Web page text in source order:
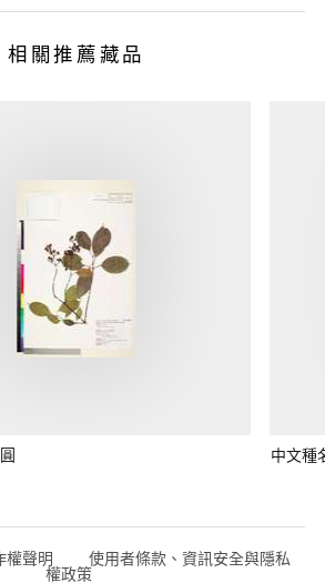
相關推薦藏品
中文種
權聲明 使用者條款、資訊安全與隱私
權政策